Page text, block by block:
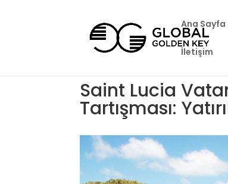
Ana Sayfa
İletişim
Saint Lucia
Tartışması: